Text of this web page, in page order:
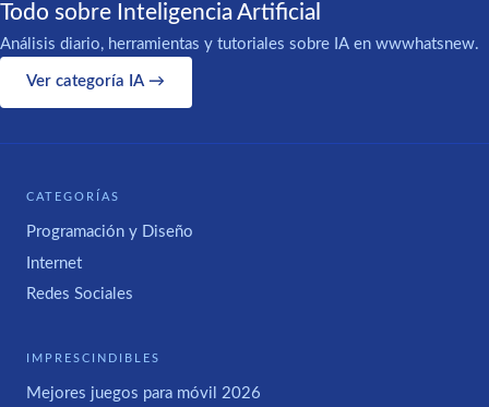
Todo sobre Inteligencia Artificial
Análisis diario, herramientas y tutoriales sobre IA en wwwhatsnew.
Ver categoría IA →
CATEGORÍAS
Programación y Diseño
Internet
Redes Sociales
IMPRESCINDIBLES
Mejores juegos para móvil 2026